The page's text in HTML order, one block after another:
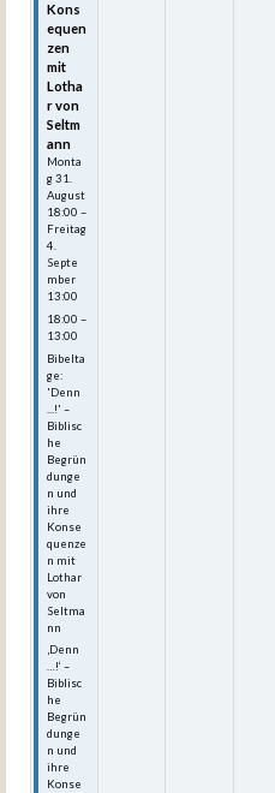
Kons
equen
zen
mit
Lotha
r von
Seltm
ann
Monta
g31.
August
18:00 –
Freitag
4.
Septe
mber
13:00
18:00 –
13:00
Bibelta
ge:
'Denn
...!' –
Biblisc
he
Begrün
dunge
n und
ihre
Konse
quenze
n mit
Lothar
von
Seltma
nn
‚Denn
…!‘ –
Biblisc
he
Begrün
dunge
n und
ihre
Konse